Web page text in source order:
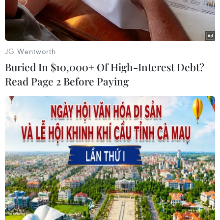
Ông Juan Orlando Hernandez, khi đang giữ cương vị Tổng
thống Honduras. (Ảnh: AFP/TTXVN)
Ngày 22/4, cựu Tổng thống Honduras Juan
Orlando Hernandez đã được đưa ra trình diện
lần đầu tại tòa án liên bang ở New York (Mỹ),
JG Wentworth
Buried In $10,000+ Of High-Interest Debt?
Read Page 2 Before Paying